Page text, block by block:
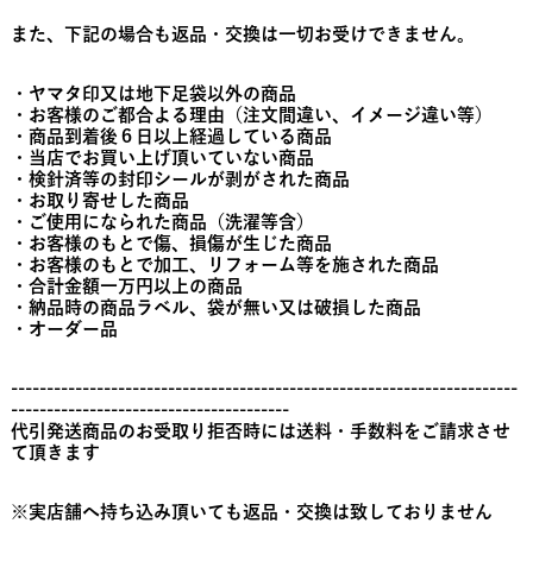
また、下記の場合も返品・交換は一切お受けできません。
・ヤマタ印又は地下足袋以外の商品
・お客様のご都合よる理由（注文間違い、イメージ違い等）
・商品到着後６日以上経過している商品
・当店でお買い上げ頂いていない商品
・検針済等の封印シールが剥がされた商品
・お取り寄せした商品
・ご使用になられた商品（洗濯等含）
・お客様のもとで傷、損傷が生じた商品
・お客様のもとで加工、リフォーム等を施された商品
・合計金額一万円以上の商品
・納品時の商品ラベル、袋が無い又は破損した商品
・オーダー品
-----------------------------------------------------------------------
---------------------------------------
代引発送商品のお受取り拒否時には送料・手数料をご請求させ
て頂きます
※実店舗へ持ち込み頂いても返品・交換は致しておりません